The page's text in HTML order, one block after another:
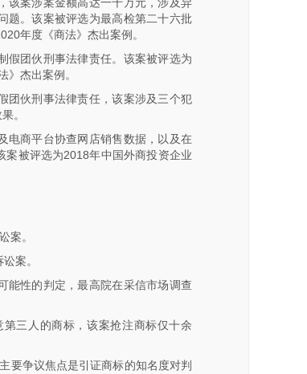
题。该案被评选为最高检第二十六批
年度《商法》杰出案例。
假团伙刑事法律责任。该案被评选为
杰出案例。
团伙刑事法律责任，该案涉及三个犯
。
电商平台协查网店销售数据，以及在
案被评选为2018年中国外商投资企业
案。
案。
能性的判定，最高院在采信市场调查
三人的商标，该案抢注商标仅十余
要争议焦点是引证商标的知名度对判